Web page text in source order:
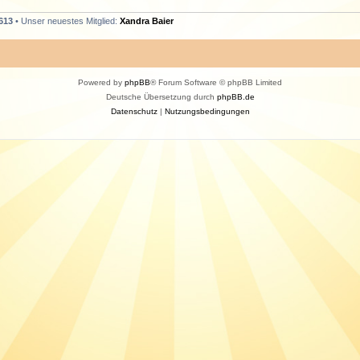
• Unser neuestes Mitglied: Xandra Baier
Powered by phpBB® Forum Software © phpBB Limited
Deutsche Übersetzung durch phpBB.de
Datenschutz| Nutzungsbedingungen